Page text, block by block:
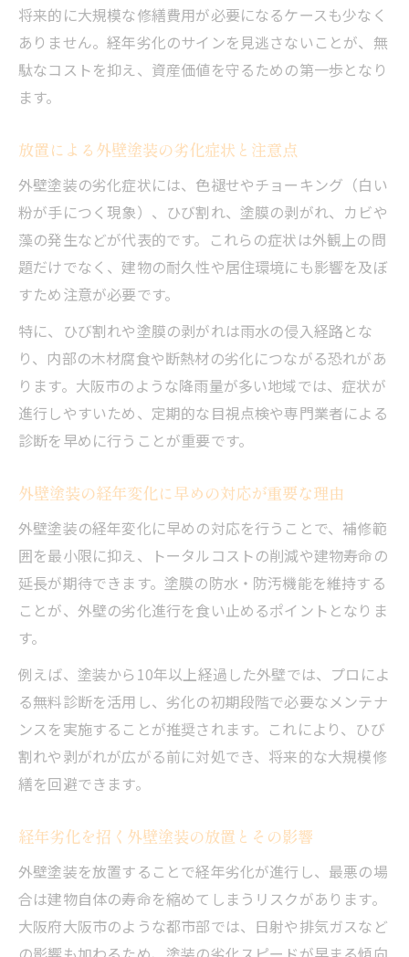
将来的に大規模な修繕費用が必要になるケースも少なく
ありません。経年劣化のサインを見逃さないことが、無
駄なコストを抑え、資産価値を守るための第一歩となり
ます。
放置による外壁塗装の劣化症状と注意点
外壁塗装の劣化症状には、色褪せやチョーキング（白い
粉が手につく現象）、ひび割れ、塗膜の剥がれ、カビや
藻の発生などが代表的です。これらの症状は外観上の問
題だけでなく、建物の耐久性や居住環境にも影響を及ぼ
すため注意が必要です。
特に、ひび割れや塗膜の剥がれは雨水の侵入経路とな
り、内部の木材腐食や断熱材の劣化につながる恐れがあ
ります。大阪市のような降雨量が多い地域では、症状が
進行しやすいため、定期的な目視点検や専門業者による
診断を早めに行うことが重要です。
外壁塗装の経年変化に早めの対応が重要な理由
外壁塗装の経年変化に早めの対応を行うことで、補修範
囲を最小限に抑え、トータルコストの削減や建物寿命の
延長が期待できます。塗膜の防水・防汚機能を維持する
ことが、外壁の劣化進行を食い止めるポイントとなりま
す。
例えば、塗装から10年以上経過した外壁では、プロによ
る無料診断を活用し、劣化の初期段階で必要なメンテナ
ンスを実施することが推奨されます。これにより、ひび
割れや剥がれが広がる前に対処でき、将来的な大規模修
繕を回避できます。
経年劣化を招く外壁塗装の放置とその影響
外壁塗装を放置することで経年劣化が進行し、最悪の場
合は建物自体の寿命を縮めてしまうリスクがあります。
大阪府大阪市のような都市部では、日射や排気ガスなど